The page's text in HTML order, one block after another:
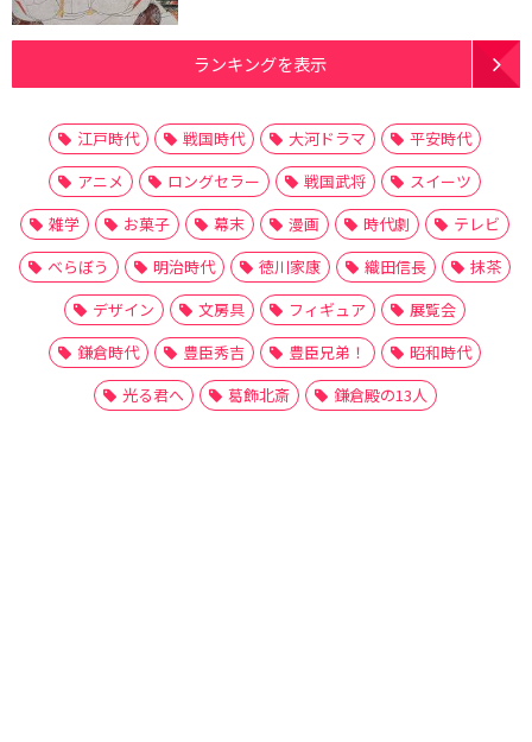
ランキングを表示
江戸時代 戦国時代 大河ドラマ
平安時代
アニメ
ロングセラー 戦国武将
スイーツ
雑学
お菓子 幕末 漫画 時代劇
テレビ
べらぼう
明治時代 徳川家康 織田信長
抹茶
デザイン
文房具 フィギュア
展覧会
鎌倉時代
豊臣秀吉 豊臣兄弟！
昭和時代
光る君へ
葛飾北斎 鎌倉殿の13人